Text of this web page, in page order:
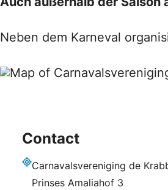
Neben dem Karneval
Contact
Carnavalsvereniging de
Prinses Amaliahof 3